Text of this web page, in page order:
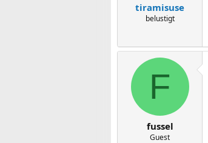
tiramisuse
belustigt
F
fussel
Guest